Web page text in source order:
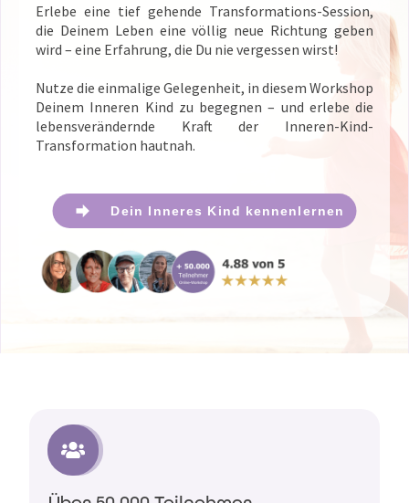
Erlebe eine tief gehende Transformations-Session,
die Deinem Leben eine völlig neue Richtung geben
wird – eine Erfahrung, die Du nie vergessen wirst!
Nutze die einmalige Gelegenheit, in diesem Workshop
Deinem Inneren Kind zu begegnen – und erlebe die
lebensverändernde Kraft der Inneren-Kind-
Transformation hautnah.
Dein Inneres Kind kennenlernen